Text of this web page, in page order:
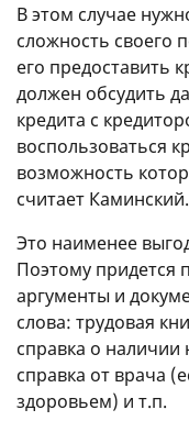
В этом случае
сложность своего
его предоставить
должен обсудить
кредита с
воспользоваться
возможность
считает Каминский.
Это наименее
Поэтому придется
аргументы и
слова: трудовая
справка о наличии
справка от врача
здоровьем) и т.п.